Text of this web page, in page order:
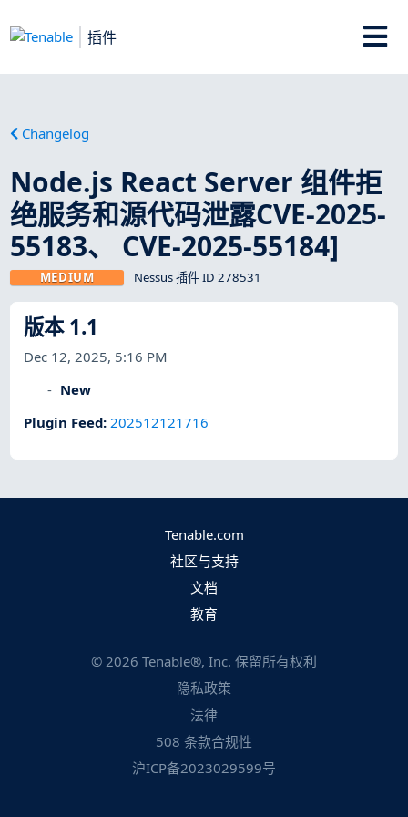
插件
Changelog
Node.js React Server 组件拒
绝服务和源代码泄露CVE-2025-
55183、 CVE-2025-55184]
MEDIUM Nessus 插件 ID 278531
版本 1.1
Dec 12, 2025, 5:16 PM
New
Plugin Feed:202512121716
Tenable.com
社区与支持
文档
教育
© 2026 Tenable®, Inc. 保留所有权利
隐私政策
法律
508 条款合规性
沪ICP备2023029599号